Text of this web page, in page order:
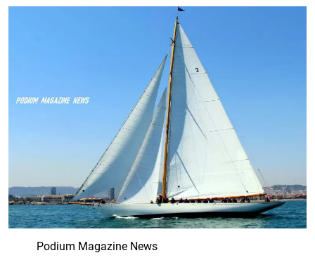
Podium Magazine News